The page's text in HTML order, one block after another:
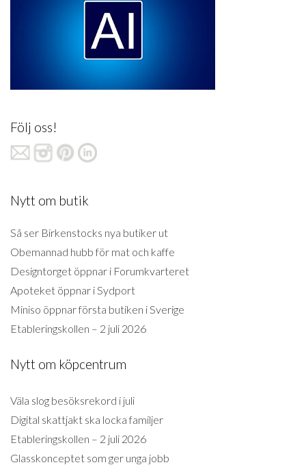
Följ oss!
Nytt om butik
Så ser Birkenstocks nya butiker ut
Obemannad hubb för mat och kaffe
Designtorget öppnar i Forumkvarteret
Apoteket öppnar i Sydport
Miniso öppnar första butiken i Sverige
Etableringskollen – 2 juli 2026
Nytt om köpcentrum
Väla slog besöksrekord i juli
Digital skattjakt ska locka familjer
Etableringskollen – 2 juli 2026
Glasskonceptet som ger unga jobb